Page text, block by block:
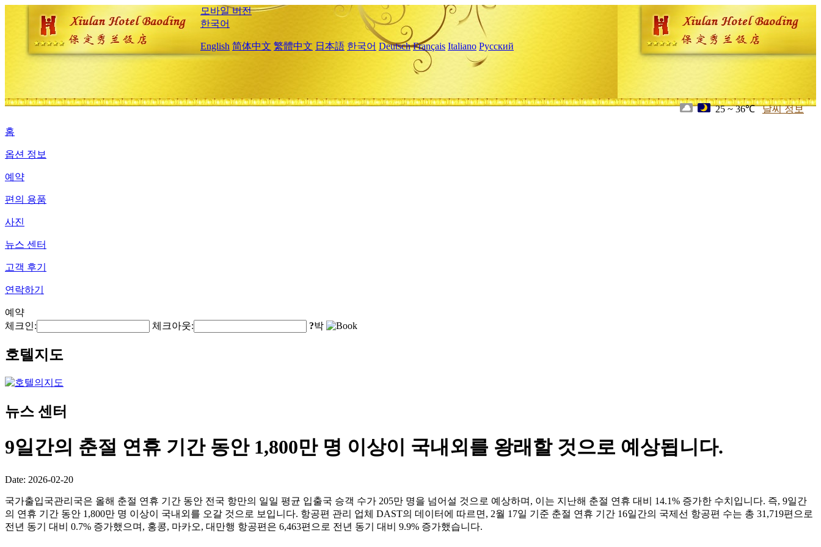
모바일 버전
한국어
English 简体中文 繁體中文 日本語 한국어 Deutsch Français Italiano Русский
25 ~ 36℃ 날씨 정보
홈
옵션 정보
예약
편의 용품
사진
뉴스 센터
고객 후기
연락하기
예약
체크인:
체크아웃: ?박
호텔지도
뉴스 센터
9일간의 춘절 연휴 기간 동안 1,800만 명 이상이 국내외를 왕래할 것으로 예상됩니다.
Date: 2026-02-20
국가출입국관리국은 올해 춘절 연휴 기간 동안 전국 항만의 일일 평균 입출국 승객 수가 205만 명을 넘어설 것으로 예상하며, 이는 지난해 춘절 연휴 대비 14.1% 증가한 수치입니다. 즉, 9일간
의 연휴 기간 동안 1,800만 명 이상이 국내외를 오갈 것으로 보입니다. 항공편 관리 업체 DAST의 데이터에 따르면, 2월 17일 기준 춘절 연휴 기간 16일간의 국제선 항공편 수는 총 31,719편으로
전년 동기 대비 0.7% 증가했으며, 홍콩, 마카오, 대만행 항공편은 6,463편으로 전년 동기 대비 9.9% 증가했습니다.